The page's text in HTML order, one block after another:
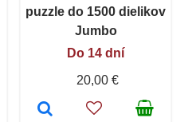
puzzle do 1500 dielikov
Jumbo
Do 14 dní
20,00 €